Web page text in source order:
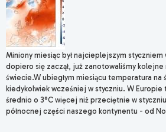
Miniony miesiąc był najcieplejszym
dopiero się zaczął, już zanotowaliśmy kolejne
świecie.W ubiegłym miesiącu temperatura na
kiedykolwiek wcześniej w styczniu. W Europie
średnio o 3°C więcej niż przeciętnie w
północnej części naszego kontynentu - od